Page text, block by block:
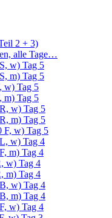
2 + 3)
alle Tage…
w) Tag 5
m) Tag 5
w) Tag 5
m) Tag 5
w) Tag 5
m) Tag 5
F, w) Tag 5
w) Tag 4
m) Tag 4
w) Tag 4
m) Tag 4
w) Tag 4
m) Tag 4
w) Tag 4